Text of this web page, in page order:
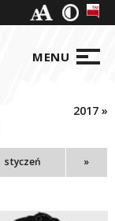
MENU
2017 »
styczeń »